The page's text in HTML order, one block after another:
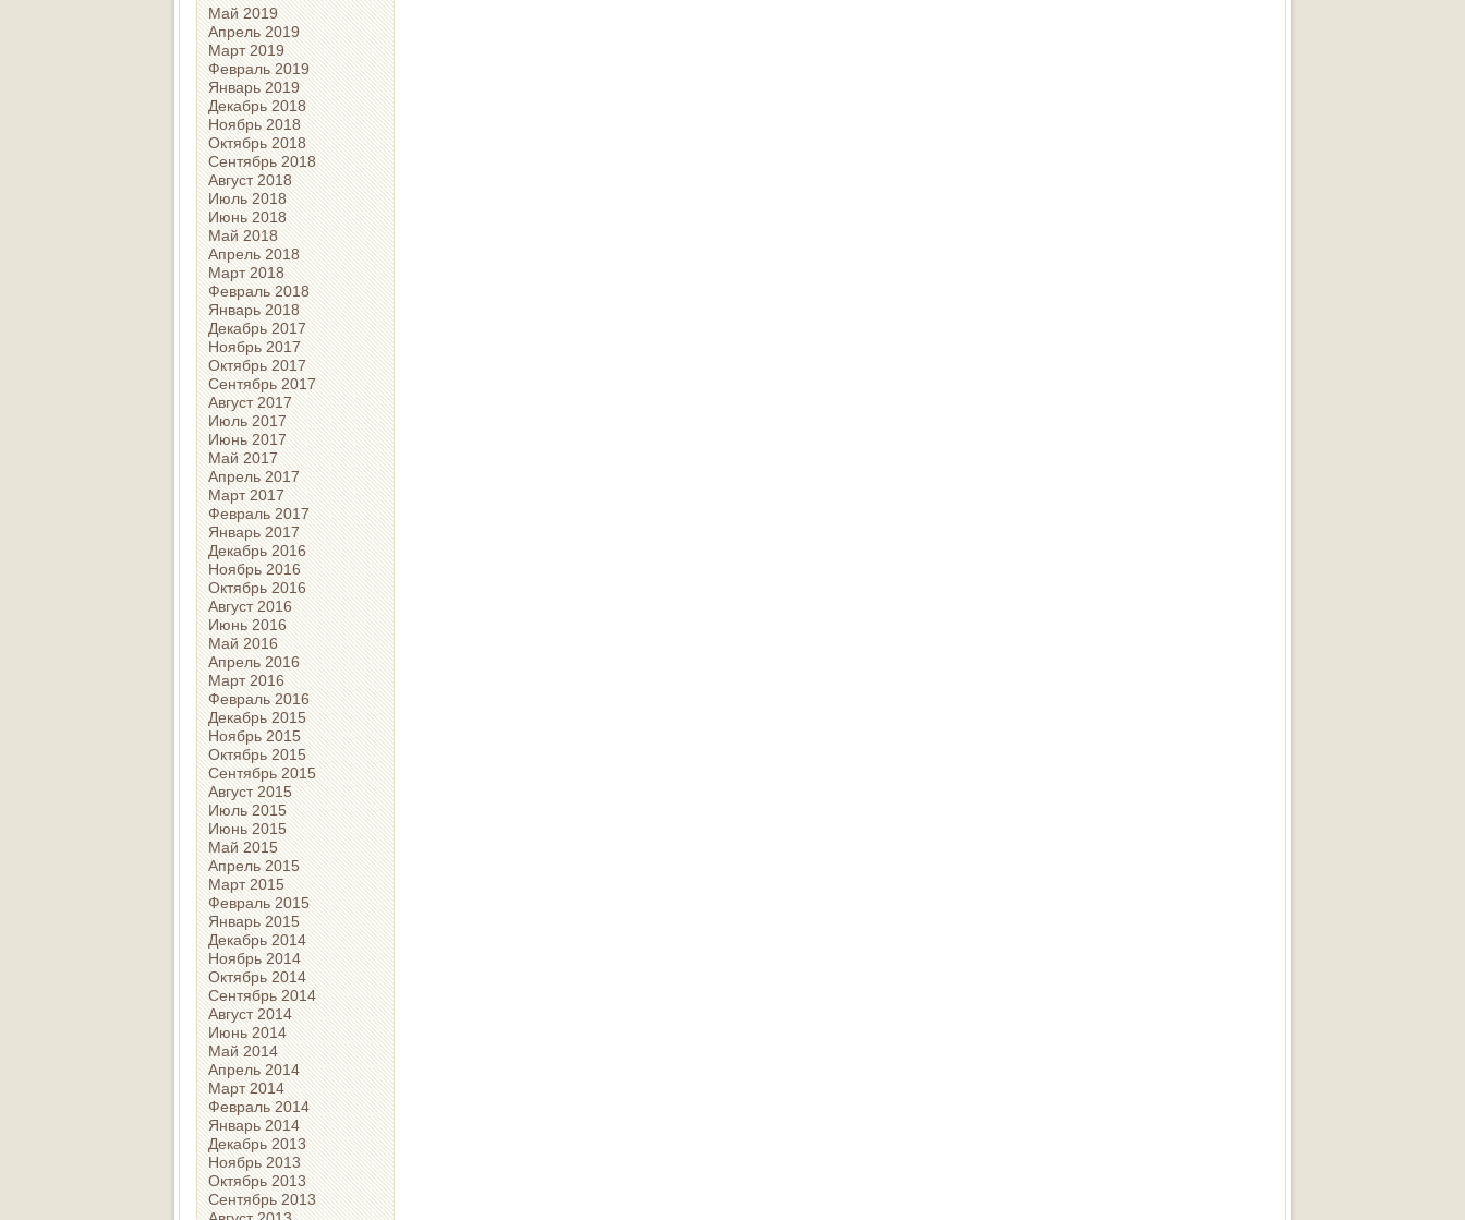
Май 2019
Апрель 2019
Март 2019
Февраль 2019
Январь 2019
Декабрь 2018
Ноябрь 2018
Октябрь 2018
Сентябрь 2018
Август 2018
Июль 2018
Июнь 2018
Май 2018
Апрель 2018
Март 2018
Февраль 2018
Январь 2018
Декабрь 2017
Ноябрь 2017
Октябрь 2017
Сентябрь 2017
Август 2017
Июль 2017
Июнь 2017
Май 2017
Апрель 2017
Март 2017
Февраль 2017
Январь 2017
Декабрь 2016
Ноябрь 2016
Октябрь 2016
Август 2016
Июнь 2016
Май 2016
Апрель 2016
Март 2016
Февраль 2016
Декабрь 2015
Ноябрь 2015
Октябрь 2015
Сентябрь 2015
Август 2015
Июль 2015
Июнь 2015
Май 2015
Апрель 2015
Март 2015
Февраль 2015
Январь 2015
Декабрь 2014
Ноябрь 2014
Октябрь 2014
Сентябрь 2014
Август 2014
Июнь 2014
Май 2014
Апрель 2014
Март 2014
Февраль 2014
Январь 2014
Декабрь 2013
Ноябрь 2013
Октябрь 2013
Сентябрь 2013